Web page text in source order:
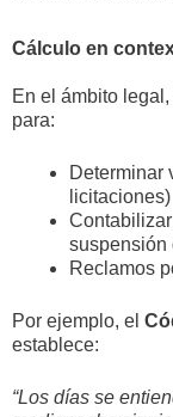
Cálculo en
En el ámbito
para:
Determinar
licitaciones)
suspensión
Reclamos
Por ejemplo, el
establece:
“Los días se